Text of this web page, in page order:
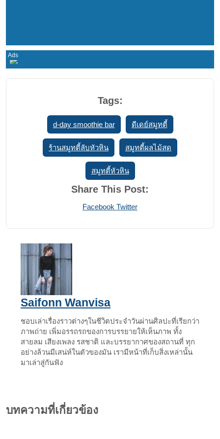
Tags:
d-day smoothie bar ดีเดย์สมูทตี้
ร้านสมูทตี้ลับหัวหิน สมูทตี้ผลไม้สด
สมูทตี้หัวหิน
Share This Post:
Facebook TwitterPrint
Share
Email
Saifonn Wanvisa
ชอบเล่าเรื่องราวต่างๆในชีวิตประจำวันผ่านศิลปะที่เรียกว่า
ภาพถ่าย เพิ่มอรรถรถของการบรรยายให้เห็นภาพ ทั้ง
สายลม เสียงเพลง รสชาติ และบรรยากาศของสถานที่ ทุก
อย่างล้วนมีเสน่ห์ในตัวของมัน เรามีหน้าที่เก็บสิ่งเหล่านั้น
มาเล่าสู่กันฟัง
บทความที่เกี่ยวข้อง